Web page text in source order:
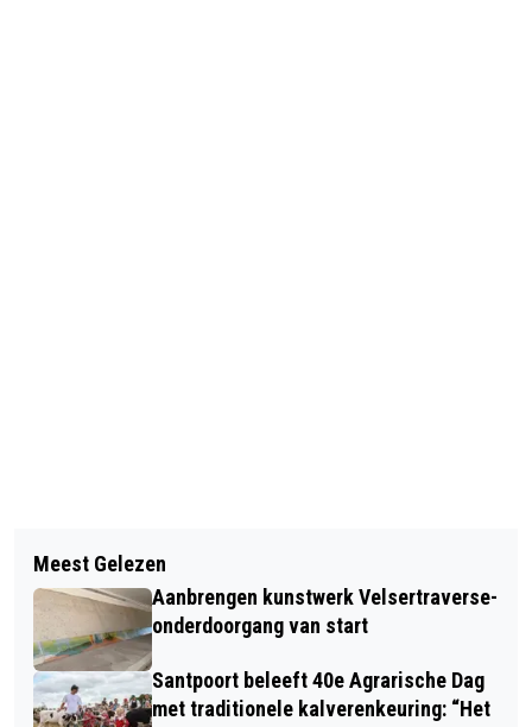
IN DE BAN VAN DE RINGEN
STREET-ART MET EEN VLEUGJE
SMAAKMARKT IN WIJK AAN ZEE
Meest Gelezen
Aanbrengen kunstwerk Velsertraverse-
onderdoorgang van start
Santpoort beleeft 40e Agrarische Dag
met traditionele kalverenkeuring: “Het